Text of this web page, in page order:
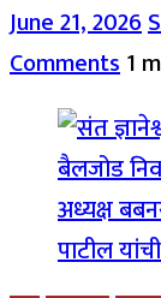
June 21, 2026
Comments1